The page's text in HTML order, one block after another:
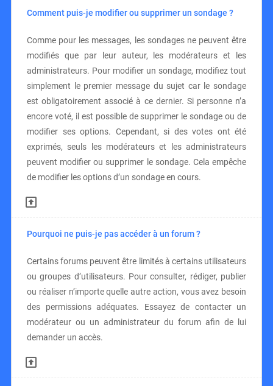
Comment puis-je modifier ou supprimer un sondage ?
Comme pour les messages, les sondages ne peuvent être
modifiés que par leur auteur, les modérateurs et les
administrateurs. Pour modifier un sondage, modifiez tout
simplement le premier message du sujet car le sondage
est obligatoirement associé à ce dernier. Si personne n’a
encore voté, il est possible de supprimer le sondage ou de
modifier ses options. Cependant, si des votes ont été
exprimés, seuls les modérateurs et les administrateurs
peuvent modifier ou supprimer le sondage. Cela empêche
de modifier les options d’un sondage en cours.
Pourquoi ne puis-je pas accéder à un forum ?
Certains forums peuvent être limités à certains utilisateurs
ou groupes d’utilisateurs. Pour consulter, rédiger, publier
ou réaliser n’importe quelle autre action, vous avez besoin
des permissions adéquates. Essayez de contacter un
modérateur ou un administrateur du forum afin de lui
demander un accès.